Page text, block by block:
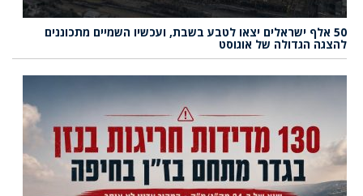
50 אלף ישראלים יצאו לטבע בשבת, ועכשיו השמיים מתכוננים
להצגה הגדולה של אוגוסט